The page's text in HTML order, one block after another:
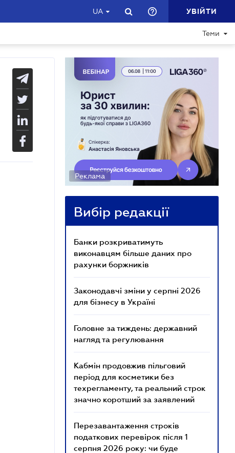
UA УВІЙТИ
Теми
Реклама
Вибір редакції
Банки розкриватимуть
виконавцям більше даних про
рахунки боржників
Законодавчі зміни у серпні 2026
для бізнесу в Україні
Головне за тиждень: державний
нагляд та регулювання
Кабмін продовжив пільговий
період для косметики без
техрегламенту, та реальний строк
значно коротший за заявлений
Перезавантаження строків
податкових перевірок після 1
серпня 2026 року: чи буде